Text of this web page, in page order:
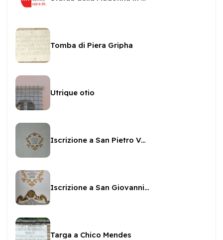
Tomba di Piera Gripha
Utrique otio
Iscrizione a San Pietro Vescovo in San Pietro
Iscrizione a San Giovanni vescovo in San Pietro
Targa a Chico Mendes